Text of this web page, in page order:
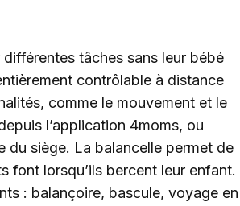
tâches sans leur bébé
contrôlable à distance
comme le mouvement et le
l’application 4moms, ou
du siège. La balancelle permet de
font lorsqu’ils bercent leur enfant.
: balançoire, bascule, voyage en